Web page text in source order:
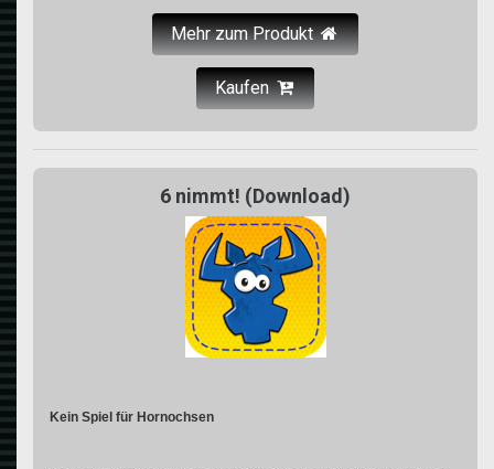
Mehr zum Produkt
Kaufen
6 nimmt! (Download)
Kein Spiel für Hornochsen